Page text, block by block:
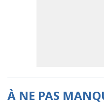
À NE PAS